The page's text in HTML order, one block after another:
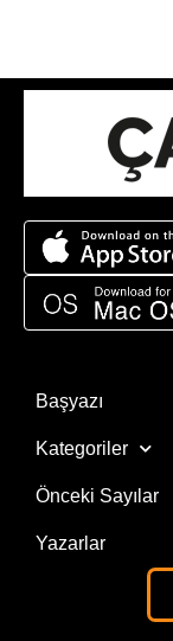
Başyazı
Kategoriler
Önceki Sayılar
Yazarlar